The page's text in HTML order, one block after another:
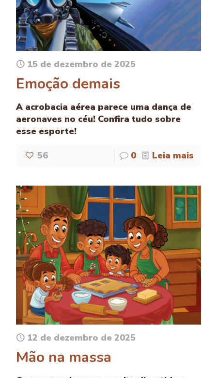
15 de dezembro de 2025
Emoção demais
A acrobacia aérea parece uma dança de
aeronaves no céu! Confira tudo sobre
esse esporte!
56 0 Leia mais
12 de dezembro de 2025
Mão na massa